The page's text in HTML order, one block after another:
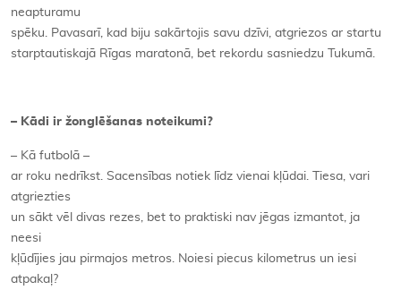
neapturamu
spēku. Pavasarī, kad biju sakārtojis savu dzīvi, atgriezos ar startu
starptautiskajā Rīgas maratonā, bet rekordu sasniedzu Tukumā.
– Kādi ir žonglēšanas noteikumi?
– Kā futbolā –
ar roku nedrīkst. Sacensības notiek līdz vienai kļūdai. Tiesa, vari
atgriezties
un sākt vēl divas rezes, bet to praktiski nav jēgas izmantot, ja
neesi
kļūdījies jau pirmajos metros. Noiesi piecus kilometrus un iesi
atpakaļ?